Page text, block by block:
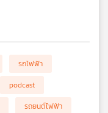
รถไฟฟ้า
podcast
รถยนต์ไฟฟ้า